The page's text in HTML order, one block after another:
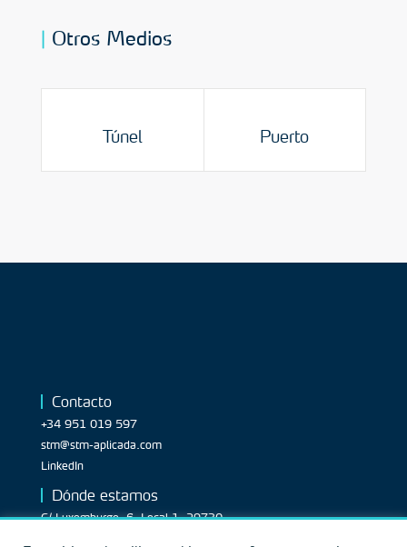
Otros Medios
Túnel Puerto
Contacto
+34 951 019 597
stm@stm-aplicada.com
LinkedIn
Dónde estamos
C/ Luxemburgo, 6, Local 1. 29730.